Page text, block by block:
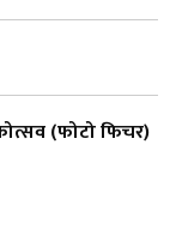
(फोटो फिचर)